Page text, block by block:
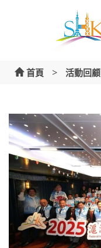
首頁 > 活動回顧